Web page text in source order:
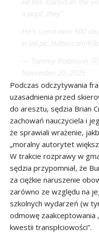
Podczas odczytywania
uzasadnienia przed
do aresztu, sędzia Brian
zachowań nauczyciela i
że sprawiali wrażenie,
„moralny autorytet
W trakcie rozprawy w
sędzia przypomniał, że
za ciężkie naruszenie
zarówno ze względu na
szkolnych wydarzeń (w
odmowę zaakceptowania
kwestii transpłciowości”.